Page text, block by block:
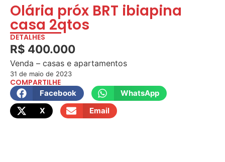
Olária próx BRT ibiapina
casa 2qtos
DETALHES
R$ 400.000
Venda – casas e apartamentos
31 de maio de 2023
COMPARTILHE
Facebook
WhatsApp
X
Email